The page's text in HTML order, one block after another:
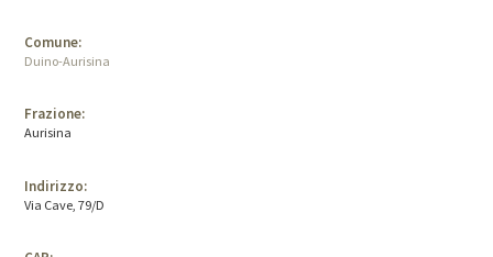
Comune:
Duino-Aurisina
Frazione:
Aurisina
Indirizzo:
Via Cave, 79/D